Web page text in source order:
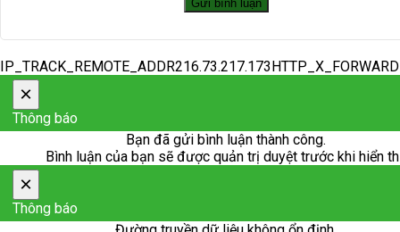
×
Thông báo
Bạn đã gửi bình luận thành công.
Bình luận của bạn sẽ được quản trị duyệt trước khi hiển
×
Thông báo